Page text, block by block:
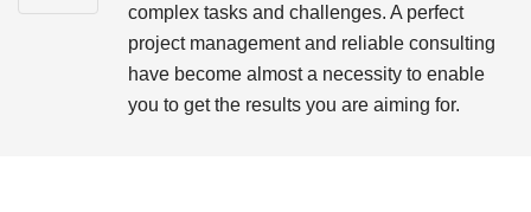
complex tasks and challenges. A perfect
project management and reliable consulting
have become almost a necessity to enable
you to get the results you are aiming for.